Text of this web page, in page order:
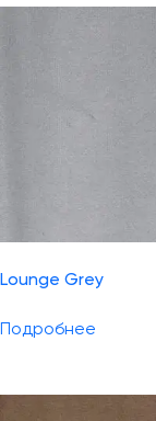
Lounge Grey
Подробнее